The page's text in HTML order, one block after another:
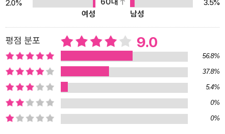
이었다. 무엇을 어떻게 어떤 말로 써야 할지에 대한 답을 찾지 못할 때
스승께서 일러준 백석의 「여승」이라는 한 편의 시는 그에게 큰 울림을
주었다. 글을 쓰는 것은 기교가 아니라 삶을 궁리하는 방법에서 나온
다는 것이다. 자신이 직접 보고 겪은 사람들의 살아온 이야기들이 결
국은 삶을 궁리하지 않고는 배겨내지 못할 대상이었던 것이다. 또한
그의 글쓰기의 원동력은 타인의 아픔을 공감하지 못하고 애써 외면하
는 사람들을 불편하게 만드는 글쓰기이기도 하다. 세상에는 중심만,
권력만, 웃는 것만, 달콤한 것만 존재하는 게 아니라는 것을 보여주고
싶은 데에서 한창훈의 글쓰기는 출발한다. 첫 산문집 『한창훈의 향
2.0%
3.5%
여성
남성
평점 분포 9.0
56.8%
37.8%
5.4%
0%
0%